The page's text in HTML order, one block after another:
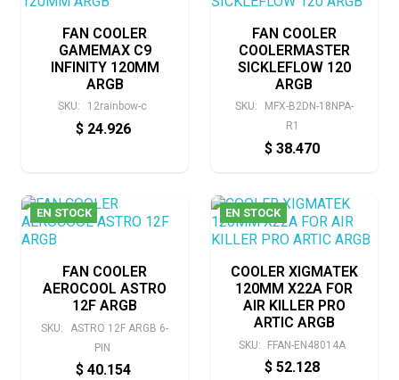
FAN COOLER
GAMEMAX C9
INFINITY 120MM
ARGB
SKU: 12rainbow-c
$ 24.926
FAN COOLER
COOLERMASTER
SICKLEFLOW 120
ARGB
SKU:
MFX-B2DN-18NPA-
R1
$ 38.470
EN STOCK
FAN COOLER
AEROCOOL ASTRO
12F ARGB
SKU:
ASTRO 12F ARGB 6-
PIN
$ 40.154
EN STOCK
COOLER XIGMATEK
120MM X22A FOR
AIR KILLER PRO
ARTIC ARGB
SKU: FFAN-EN48014A
$ 52.128